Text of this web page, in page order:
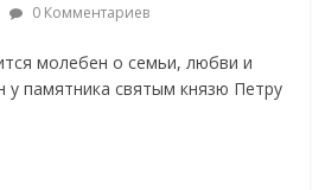
0 Комментариев
молебен о семьи, любви и
у памятника святым князю Петру